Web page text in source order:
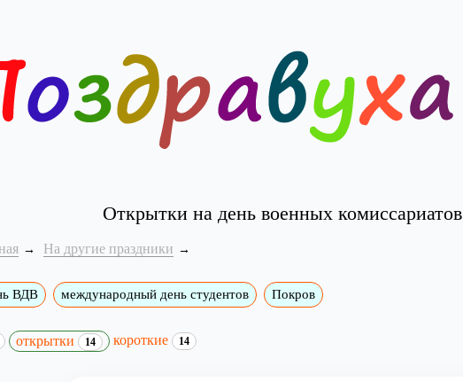
Открытки на день военных комиссариатов
На другие праздники
ВДВ международный день студентов Покров
открытки 14 короткие 14